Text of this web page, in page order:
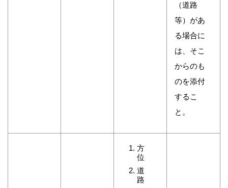
（道路
等）があ
る場合に
は、そこ
からのも
のを添付
するこ
と。
方
位
道
路